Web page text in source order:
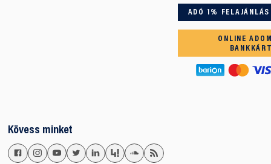
ADÓ 1% FELAJÁNLÁS
ONLINE
Kövess minket